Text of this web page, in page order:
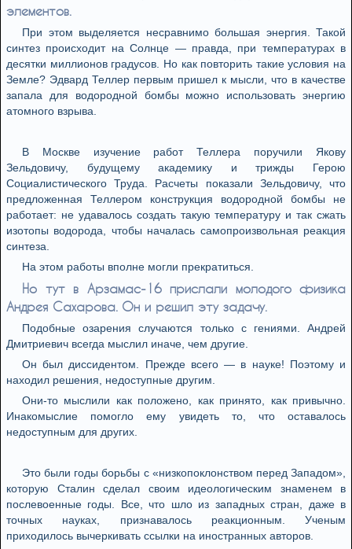
элементов.
При этом выделяется несравнимо большая энергия. Такой
синтез происходит на Солнце — правда, при температурах в
десятки миллионов градусов. Но как повторить такие условия на
Земле? Эдвард Теллер первым пришел к мысли, что в качестве
запала для водородной бомбы можно использовать энергию
атомного взрыва.
В Москве изучение работ Теллера поручили Якову
Зельдовичу, будущему академику и трижды Герою
Социалистического Труда. Расчеты показали Зельдовичу, что
предложенная Теллером конструкция водородной бомбы не
работает: не удавалось создать такую температуру и так сжать
изотопы водорода, чтобы началась самопроизвольная реакция
синтеза.
На этом работы вполне могли прекратиться.
Но тут в Арзамас-16 прислали молодого физика
Андрея Сахарова. Он и решил эту задачу.
Подобные озарения случаются только с гениями. Андрей
Дмитриевич всегда мыслил иначе, чем другие.
Он был диссидентом. Прежде всего — в науке! Поэтому и
находил решения, недоступные другим.
Они-то мыслили как положено, как принято, как привычно.
Инакомыслие помогло ему увидеть то, что оставалось
недоступным для других.
Это были годы борьбы с «низкопоклонством перед Западом»,
которую Сталин сделал своим идеологическим знаменем в
послевоенные годы. Все, что шло из западных стран, даже в
точных науках, признавалось реакционным. Ученым
приходилось вычеркивать ссылки на иностранных авторов.